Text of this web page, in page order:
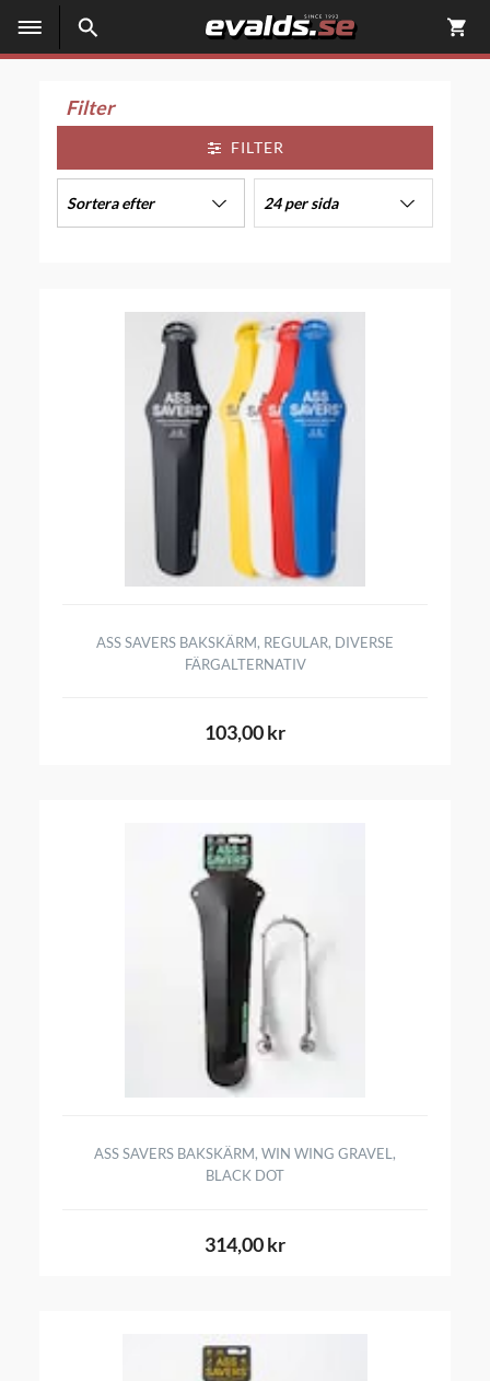
Filter
FILTER
Sortera efter 24 per sida
ASS SAVERS BAKSKÄRM, REGULAR, DIVERSE
FÄRGALTERNATIV
103,00 kr
ASS SAVERS BAKSKÄRM, WIN WING GRAVEL,
BLACK DOT
314,00 kr